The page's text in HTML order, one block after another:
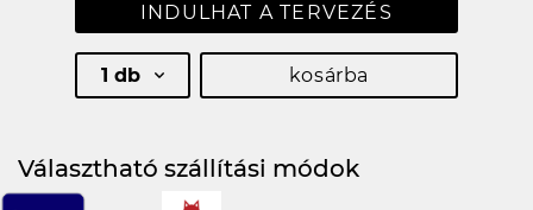
INDULHAT A TERVEZÉS
1 db kosárba
Választható szállítási módok